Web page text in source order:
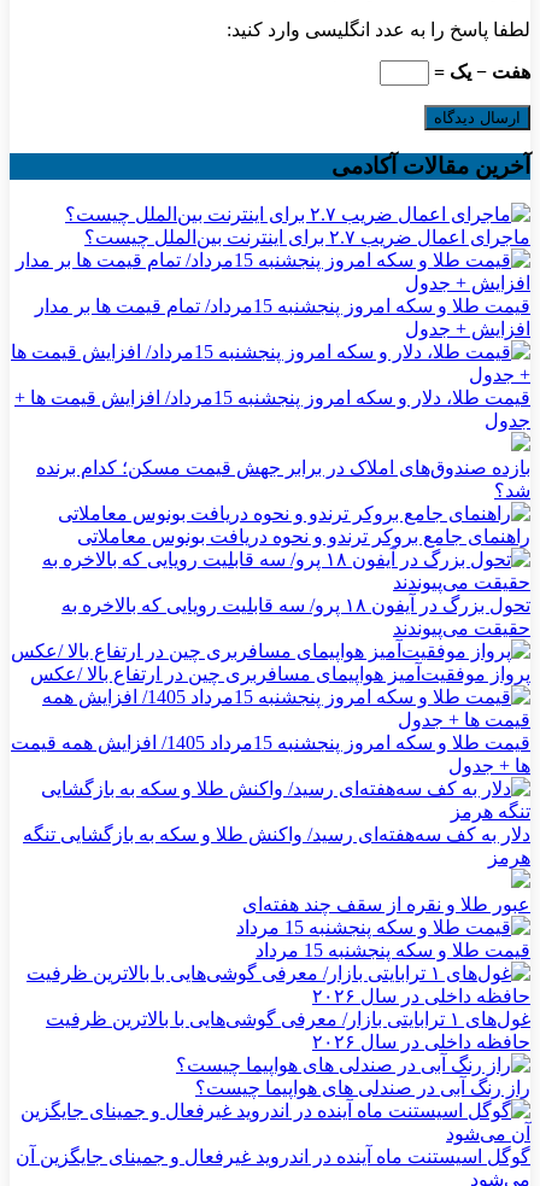
لطفا پاسخ را به عدد انگلیسی وارد کنید:
هفت − یک =
آخرین مقالات آکادمی
ماجرای اعمال ضریب ۲.۷ برای اینترنت بین‌الملل چیست؟
قیمت طلا و سکه امروز پنجشنبه 15مرداد/ تمام قیمت ها بر مدار
افزایش + جدول
قیمت طلا، دلار و سکه امروز پنجشنبه 15مرداد/ افزایش قیمت ها +
جدول
بازده صندوق‌های املاک در برابر جهش قیمت مسکن؛ کدام برنده
شد؟
راهنمای جامع بروکر ترندو و نحوه دریافت بونوس معاملاتی
تحول بزرگ در آیفون ۱۸ پرو/ سه قابلیت رویایی که بالاخره به
حقیقت می‌پیوندند
پرواز موفقیت‌آمیز هواپیمای مسافربری چین در ارتفاع بالا /عکس
قیمت طلا و سکه امروز پنجشنبه 15مرداد 1405/ افزایش همه قیمت
ها + جدول
دلار به کف سه‌هفته‌ای رسید/ واکنش طلا و سکه به بازگشایی تنگه
هرمز
عبور طلا و نقره از سقف چند هفته‌ای
قیمت طلا و سکه پنجشنبه 15 مرداد
غول‌های ۱ ترابایتی بازار/ معرفی گوشی‌هایی با بالاترین ظرفیت
حافظه داخلی در سال ۲۰۲۶
راز رنگ آبی در صندلی های هواپیما چیست؟
گوگل اسیستنت ماه آینده در اندروید غیرفعال و جمینای جایگزین آن
می‌شود